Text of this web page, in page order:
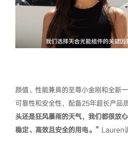
颜值、性能兼具的至尊小金刚和全新
可靠性和安全性，配备25年超长产品
头还是狂风暴雨的天气，我们都很放
稳定、高效且安全的用电。” Lauren